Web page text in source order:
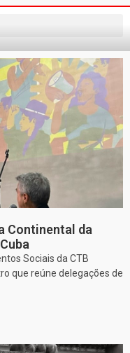
Continental da
Sociais da CTB
que reúne delegações de